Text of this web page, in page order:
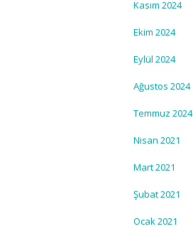
Kasım 2024
Ekim 2024
Eylül 2024
Ağustos 2024
Temmuz 2024
Nisan 2021
Mart 2021
Şubat 2021
Ocak 2021